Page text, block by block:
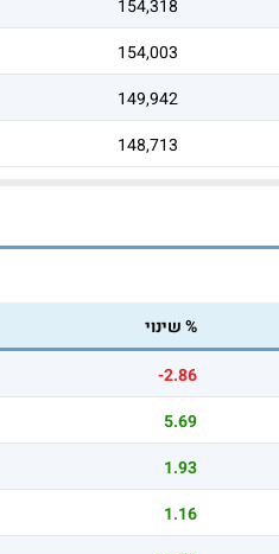
154,318
154,003
149,942
148,713
% שינוי
-2.86
5.69
1.93
1.16